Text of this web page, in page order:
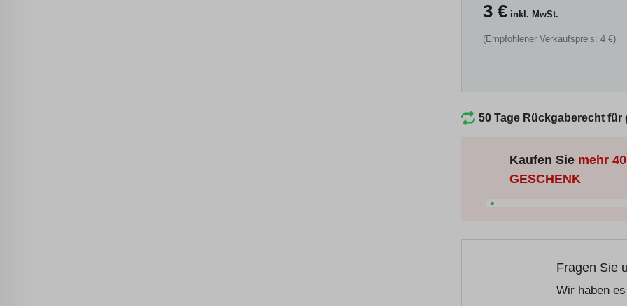
3€inkl. MwSt.
(Empfohlener Verkaufspreis: 4 €)
50 Tage Rückgaberecht für
Kaufen Sie mehr
GESCHENK
Fragen Sie
Wir haben